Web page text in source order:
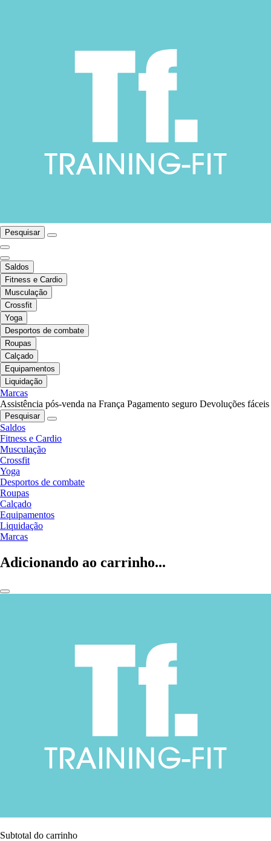
Pesquisar
Saldos
Fitness e Cardio
Musculação
Crossfit
Yoga
Desportos de combate
Roupas
Calçado
Equipamentos
Liquidação
Marcas
Assistência pós-venda na França Pagamento seguro Devoluções fáceis
Pesquisar
Saldos
Fitness e Cardio
Musculação
Crossfit
Yoga
Desportos de combate
Roupas
Calçado
Equipamentos
Liquidação
Marcas
Adicionando ao carrinho...
Subtotal do carrinho